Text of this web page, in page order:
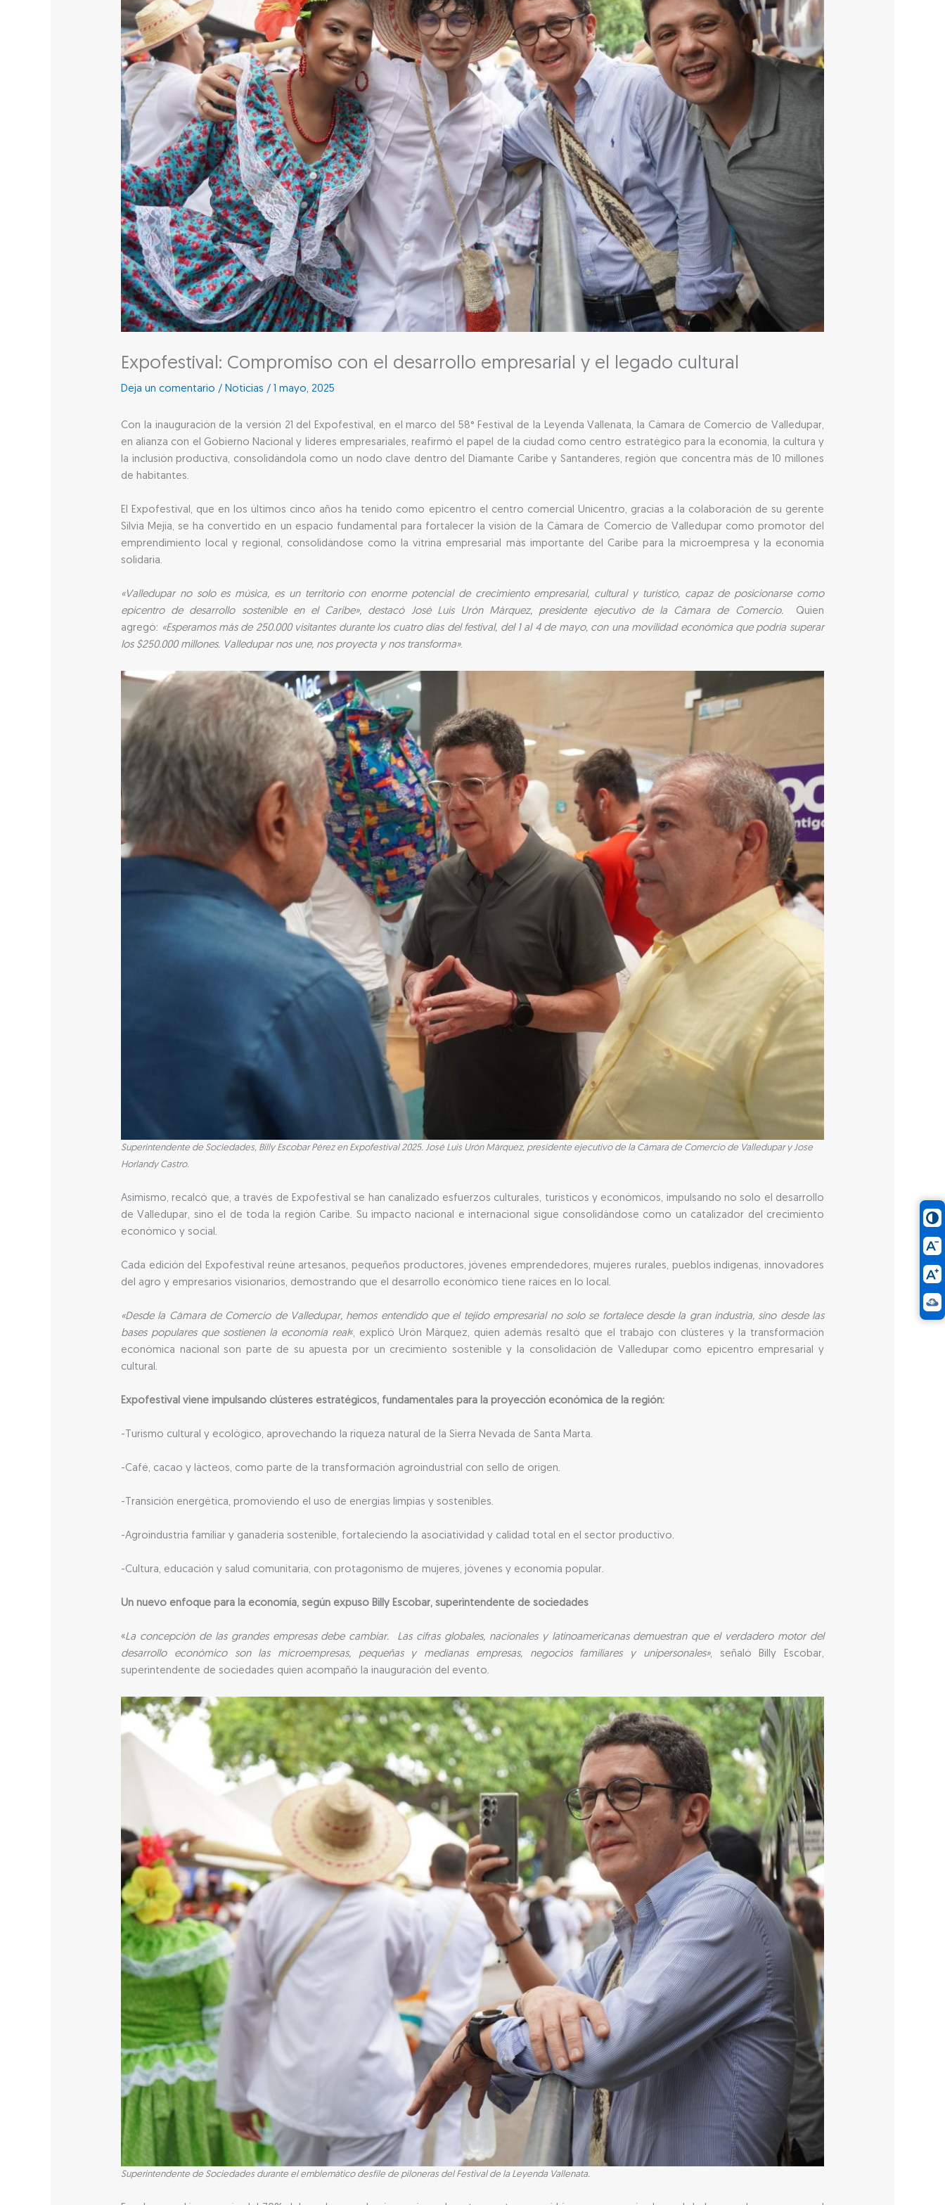
Expofestival: Compromiso con el desarrollo empresarial y el legado cultural
Deja un comentario / Noticias /1 mayo, 2025
Con la inauguración de la versión 21 del Expofestival, en el marco del 58° Festival de la Leyenda Vallenata, la Cámara de Comercio de Valledupar,
en alianza con el Gobierno Nacional y líderes empresariales, reafirmó el papel de la ciudad como centro estratégico para la economía, la cultura y
la inclusión productiva, consolidándola como un nodo clave dentro del Diamante Caribe y Santanderes, región que concentra más de 10 millones
de habitantes.
El Expofestival, que en los últimos cinco años ha tenido como epicentro el centro comercial Unicentro, gracias a la colaboración de su gerente
Silvia Mejía, se ha convertido en un espacio fundamental para fortalecer la visión de la Cámara de Comercio de Valledupar como promotor del
emprendimiento local y regional, consolidándose como la vitrina empresarial más importante del Caribe para la microempresa y la economía
solidaria.
«Valledupar no solo es música, es un territorio con enorme potencial de crecimiento empresarial, cultural y turístico, capaz de posicionarse como
epicentro de desarrollo sostenible en el Caribe», destacó José Luis Urón Márquez, presidente ejecutivo de la Cámara de Comercio. Quien
agregó: «Esperamos más de 250.000 visitantes durante los cuatro días del festival, del 1 al 4 de mayo, con una movilidad económica que podría superar
los $250.000 millones. Valledupar nos une, nos proyecta y nos transforma».
Superintendente de Sociedades, Billy Escobar Pérez en Expofestival 2025. José Luis Urón Márquez, presidente ejecutivo de la Cámara de Comercio de Valledupar y Jose
Horlandy Castro.
Asimismo, recalcó que, a través de Expofestival se han canalizado esfuerzos culturales, turísticos y económicos, impulsando no solo el desarrollo
de Valledupar, sino el de toda la región Caribe. Su impacto nacional e internacional sigue consolidándose como un catalizador del crecimiento
económico y social.
Cada edición del Expofestival reúne artesanos, pequeños productores, jóvenes emprendedores, mujeres rurales, pueblos indígenas, innovadores
del agro y empresarios visionarios, demostrando que el desarrollo económico tiene raíces en lo local.
«Desde la Cámara de Comercio de Valledupar, hemos entendido que el tejido empresarial no solo se fortalece desde la gran industria, sino desde las
bases populares que sostienen la economía real«, explicó Urón Márquez, quien además resaltó que el trabajo con clústeres y la transformación
económica nacional son parte de su apuesta por un crecimiento sostenible y la consolidación de Valledupar como epicentro empresarial y
cultural.
Expofestival viene impulsando clústeres estratégicos, fundamentales para la proyección económica de la región:
-Turismo cultural y ecológico, aprovechando la riqueza natural de la Sierra Nevada de Santa Marta.
-Café, cacao y lácteos, como parte de la transformación agroindustrial con sello de origen.
-Transición energética, promoviendo el uso de energías limpias y sostenibles.
-Agroindustria familiar y ganadería sostenible, fortaleciendo la asociatividad y calidad total en el sector productivo.
-Cultura, educación y salud comunitaria, con protagonismo de mujeres, jóvenes y economía popular.
Un nuevo enfoque para la economía, según expuso Billy Escobar, superintendente de sociedades
«La concepción de las grandes empresas debe cambiar. Las cifras globales, nacionales y latinoamericanas demuestran que el verdadero motor del
desarrollo económico son las microempresas, pequeñas y medianas empresas, negocios familiares y unipersonales», señaló Billy Escobar,
superintendente de sociedades quien acompañó la inauguración del evento.
Superintendente de Sociedades durante el emblemático desfile de piloneras del Festival de la Leyenda Vallenata.